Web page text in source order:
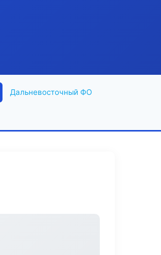
Дальневосточный ФО